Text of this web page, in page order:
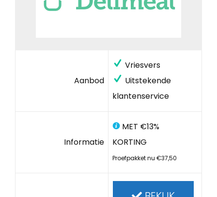
Aanbod
Vriesvers
Uitstekende
klantenservice
Informatie
MET €13%
KORTING
Proefpakket nu €37,50